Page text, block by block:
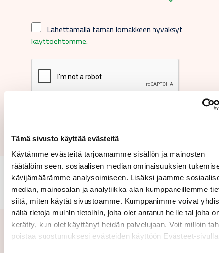
Tämä sivusto käyttää evästeitä
Käytämme evästeitä tarjoamamme sisällön ja mainosten
räätälöimiseen, sosiaalisen median ominaisuuksien
kävijämäärämme analysoimiseen. Lisäksi jaamme
median, mainosalan ja analytiikka-alan kumppaneillemme
siitä, miten käytät sivustoamme. Kumppanimme voivat
näitä tietoja muihin tietoihin, joita olet antanut heille tai joita
kerätty, kun olet käyttänyt heidän palvelujaan. Voit milloin
poistaa suostumuksesi evästeiden käyttöön Evästeet-
Lähettämällä tämän lomakkeen hyväksyt
käyttöehtomme.
Lähetä
Aiheeseen liittyvät uutiset